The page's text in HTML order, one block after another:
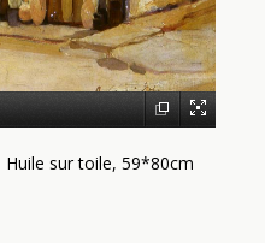
Huile sur toile, 59*80cm